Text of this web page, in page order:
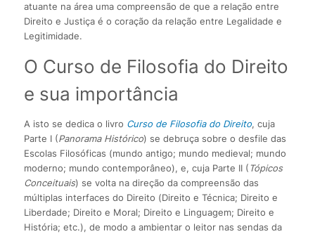
atuante na área uma compreensão de que a relação entre
Direito e Justiça é o coração da relação entre Legalidade e
Legitimidade.
O Curso de Filosofia do Direito
e sua importância
A isto se dedica o livro Curso de Filosofia do Direito, cuja
Parte I (Panorama Histórico) se debruça sobre o desfile das
Escolas Filosóficas (mundo antigo; mundo medieval; mundo
moderno; mundo contemporâneo), e, cuja Parte II ( Tópicos
Conceituais) se volta na direção da compreensão das
múltiplas interfaces do Direito (Direito e Técnica; Direito e
Liberdade; Direito e Moral; Direito e Linguagem; Direito e
História; etc.), de modo a ambientar o leitor nas sendas da